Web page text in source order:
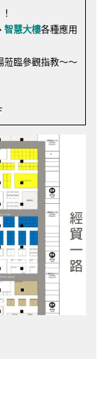
智慧大樓各種應用
蒞臨參觀指教～～